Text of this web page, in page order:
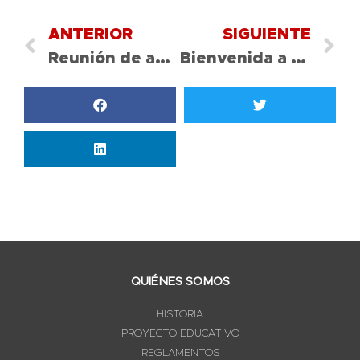
ANTERIOR
Reunión de apoderados miércoles 23 marzo 2022
SIGUIENTE
Bienvenida a nuestra Directora Doris Valenzuela
QUIÉNES SOMOS
HISTORIA
PROYECTO EDUCATIVO
REGLAMENTOS